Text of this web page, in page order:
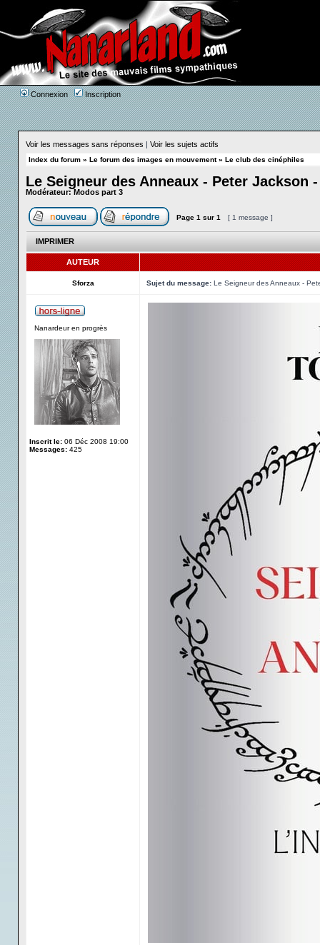
Connexion Inscription
Voir les messages sans réponses | Voir les sujets actifs
Index du forum » Le forum des images en mouvement» Le club des cinéphiles
Le Seigneur des Anneaux - Peter Jackson -
Modérateur:Modos part 3
Page 1 sur 1 [ 1 message ]
IMPRIMER
AUTEUR
Sforza Sujet du message: Le Seigneur des Anneaux -
Nanardeur en progrès
Inscrit le: 06 Déc 2008 19:00
Messages: 425